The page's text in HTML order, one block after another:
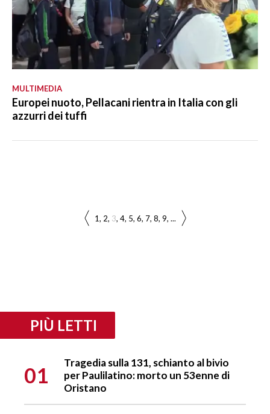
MULTIMEDIA
Europei nuoto, Pellacani rientra in Italia con gli
azzurri dei tuffi
1 2 3 4 5 6 7 8 9 ...
PIÙ LETTI
01
Tragedia sulla 131, schianto al bivio
per Paulilatino: morto un 53enne di
Oristano